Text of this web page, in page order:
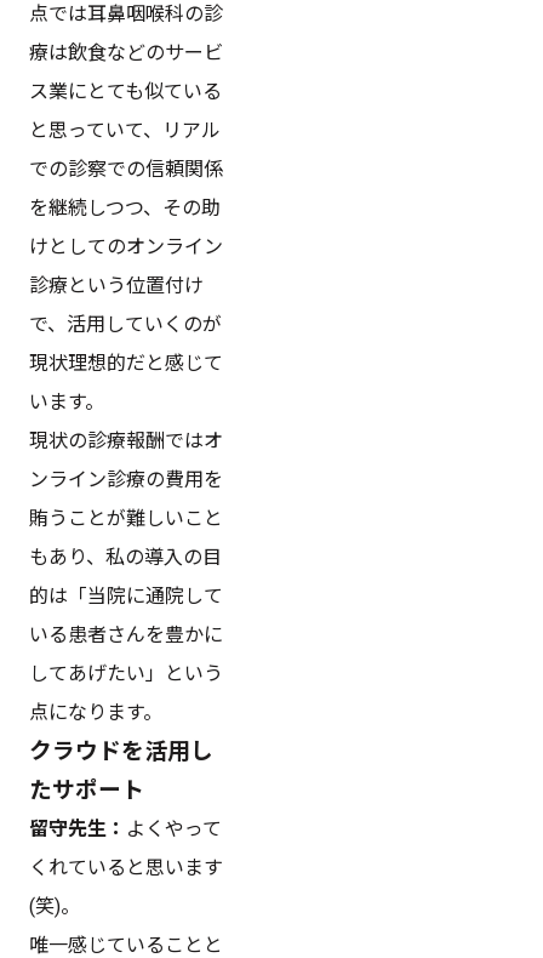
点では耳鼻咽喉科の診
療は飲食などのサービ
ス業にとても似ている
と思っていて、リアル
での診察での信頼関係
を継続しつつ、その助
けとしてのオンライン
診療という位置付け
で、活用していくのが
現状理想的だと感じて
います。
現状の診療報酬ではオ
ンライン診療の費用を
賄うことが難しいこと
もあり、私の導入の目
的は「当院に通院して
いる患者さんを豊かに
してあげたい」という
点になります。
クラウドを活用し
たサポート
留守先生： よくやって
くれていると思います
(笑)。
唯一感じていることと